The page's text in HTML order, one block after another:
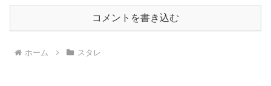
コメントを書き込む
ホーム スタレ